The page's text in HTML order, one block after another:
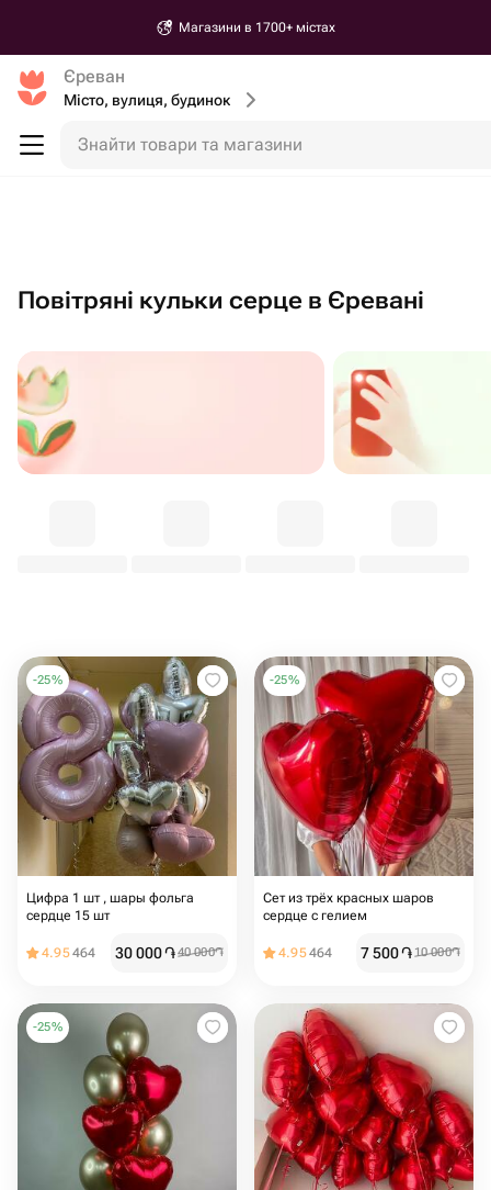
Магазини в 1700+ містах
Єреван
Місто, вулиця, будинок
Знайти товари та магазини
Повітряні кульки серце в Єревані
-25%
Цифра 1 шт , шары фольга
сердце 15 шт
4.95464 30 000֏40 000֏
-25%
Сет из трёх красных шаров
сердце с гелием
4.95464 7 500֏10 000֏
-25%